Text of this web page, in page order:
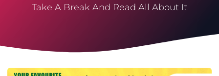
Take A Break And Read All About It